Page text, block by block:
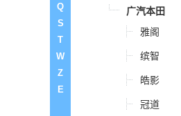
Q
S
T
W
Z
E
广汽本田
雅阁
缤智
皓影
冠道